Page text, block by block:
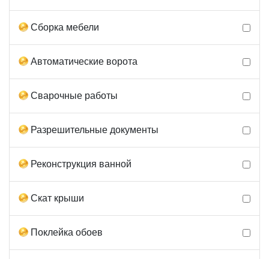
Сборка мебели
Автоматические ворота
Сварочные работы
Разрешительные документы
Реконструкция ванной
Скат крыши
Поклейка обоев